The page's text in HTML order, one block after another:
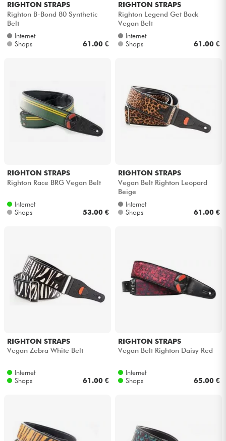
RIGHTON STRAPS
Righton B-Bond 80 Synthetic
Belt
Internet
Shops
61.00 €
RIGHTON STRAPS
Righton Legend Get Back
Vegan Belt
Internet
Shops
61.00 €
RIGHTON STRAPS
Righton Race BRG Vegan Belt
Internet
Shops
53.00 €
RIGHTON STRAPS
Vegan Belt Righton Leopard
Beige
Internet
Shops
61.00 €
RIGHTON STRAPS
Vegan Zebra White Belt
Internet
Shops
61.00 €
RIGHTON STRAPS
Vegan Belt Righton Daisy Red
Internet
Shops
65.00 €